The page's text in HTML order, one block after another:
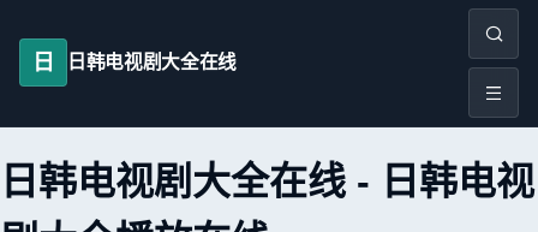
日 日韩电视剧大全在线
日韩电视剧大全在线- 日韩电视